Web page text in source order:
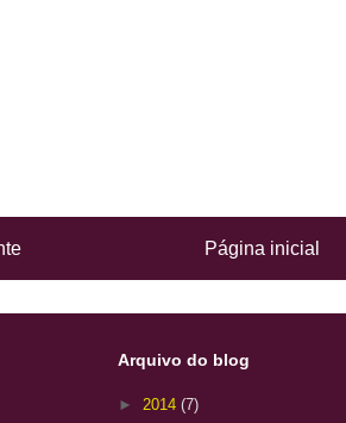
Página inicial
Arquivo do blog
► 2014 (7)